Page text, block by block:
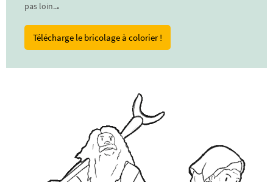
pas loin...
Télécharge le bricolage à colorier !